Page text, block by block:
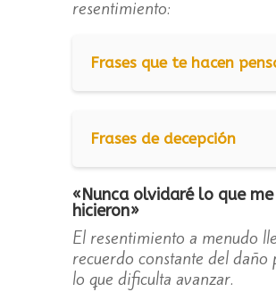
resentimiento:
Frases que te hacen
Frases de decepción
«Nunca olvidaré lo que me
hicieron»
El resentimiento a menudo
recuerdo constante del daño
lo que dificulta avanzar.